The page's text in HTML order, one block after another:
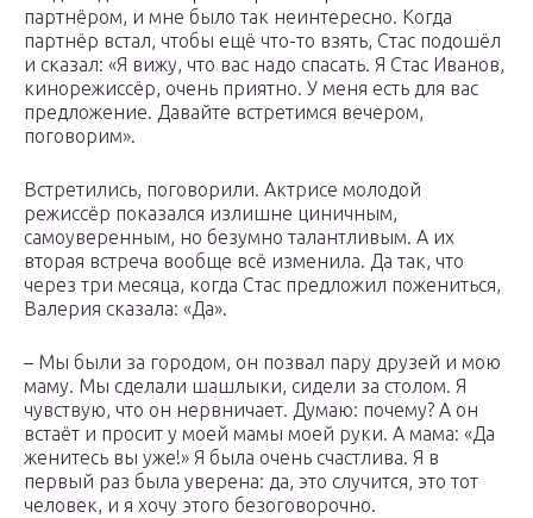
партнёром, и мне было так неинтересно. Когда
партнёр встал, чтобы ещё что-то взять, Стас подошёл
и сказал: «Я вижу, что вас надо спасать. Я Стас Иванов,
кинорежиссёр, очень приятно. У меня есть для вас
предложение. Давайте встретимся вечером,
поговорим».
Встретились, поговорили. Актрисе молодой
режиссёр показался излишне циничным,
самоуверенным, но безумно талантливым. А их
вторая встреча вообще всё изменила. Да так, что
через три месяца, когда Стас предложил пожениться,
Валерия сказала: «Да».
– Мы были за городом, он позвал пару друзей и мою
маму. Мы сделали шашлыки, сидели за столом. Я
чувствую, что он нервничает. Думаю: почему? А он
встаёт и просит у моей мамы моей руки. А мама: «Да
женитесь вы уже!» Я была очень счастлива. Я в
первый раз была уверена: да, это случится, это тот
человек, и я хочу этого безоговорочно.